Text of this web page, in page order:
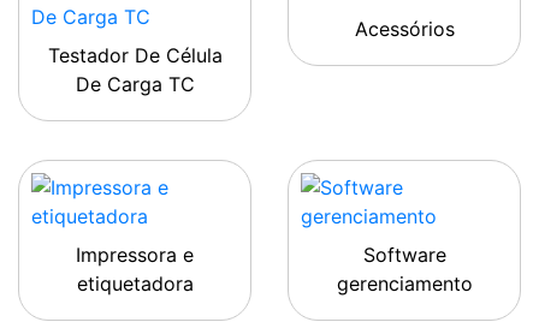
Testador De Célula
De Carga TC
Acessórios
Impressora e
etiquetadora
Software
gerenciamento